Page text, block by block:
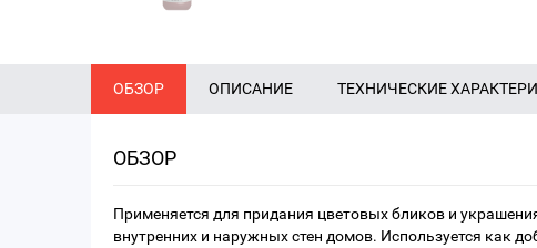
ОБЗОР ОПИСАНИЕ ТЕХНИЧЕСКИЕ
ОБЗОР
Применяется для придания цветовых бликов и
внутренних и наружных стен домов. Используется как